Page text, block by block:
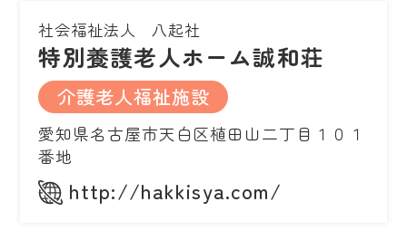
社会福祉法人 八起社
特別養護老人ホーム誠和荘
介護老人福祉施設
愛知県名古屋市天白区植田山二丁目１０１
番地
http://hakkisya.com/